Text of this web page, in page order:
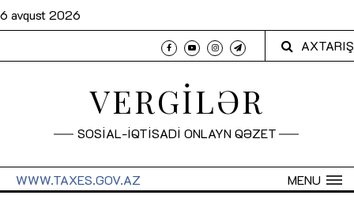
6 avqust 2026
AXTARIŞ
VERGİLƏR
SOSİAL-İQTİSADİ ONLAYN QƏZET
MENU
WWW.TAXES.GOV.AZ